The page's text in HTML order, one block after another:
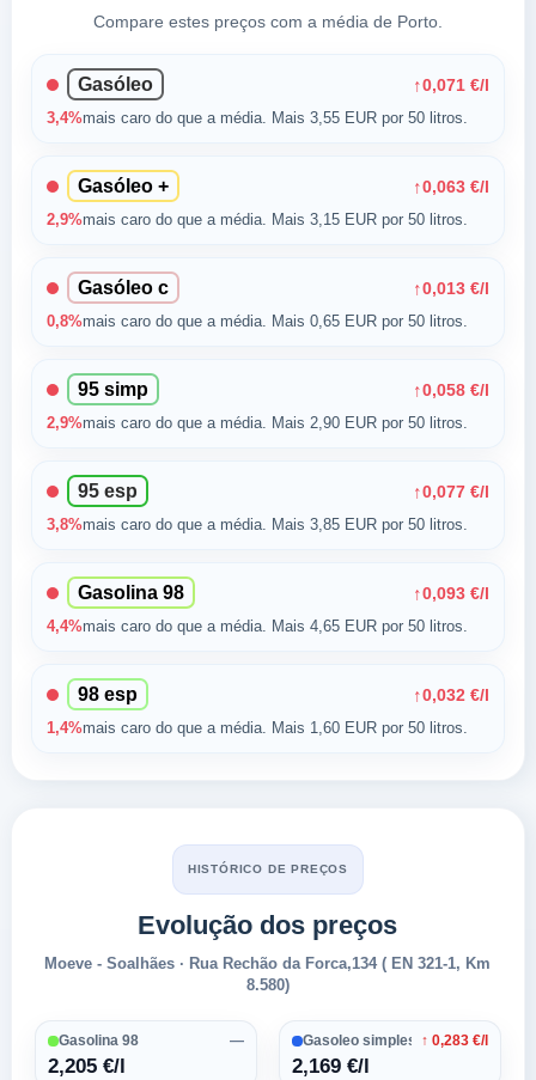
Compare estes preços com a média de Porto.
Gasóleo ↑0,071 €/l
3,4%mais caro do que a média. Mais 3,55 EUR por 50 litros.
Gasóleo + ↑0,063 €/l
2,9%mais caro do que a média. Mais 3,15 EUR por 50 litros.
Gasóleo c ↑0,013 €/l
0,8%mais caro do que a média. Mais 0,65 EUR por 50 litros.
95 simp ↑0,058 €/l
2,9%mais caro do que a média. Mais 2,90 EUR por 50 litros.
95 esp ↑0,077 €/l
3,8%mais caro do que a média. Mais 3,85 EUR por 50 litros.
Gasolina 98 ↑0,093 €/l
4,4%mais caro do que a média. Mais 4,65 EUR por 50 litros.
98 esp ↑0,032 €/l
1,4%mais caro do que a média. Mais 1,60 EUR por 50 litros.
HISTÓRICO DE PREÇOS
Evolução dos preços
Moeve - Soalhães · Rua Rechão da Forca,134 ( EN 321-1, Km
8.580)
Gasolina 98
2,205 €/l
— Gasoleo simples
2,169 €/l
↑ 0,283 €/l